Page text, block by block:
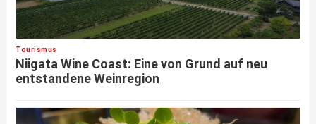
Tourismus
Niigata Wine Coast: Eine von Grund auf neu
entstandene Weinregion